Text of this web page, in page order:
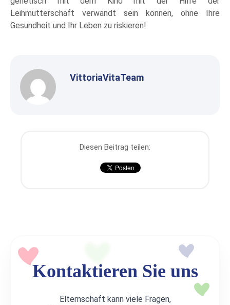
Leihmutterschaft verwandt sein können, ohne Ihre
Gesundheit und Ihr Leben zu riskieren!
VittoriaVitaTeam
Diesen Beitrag teilen:
Kontaktieren Sie uns
Elternschaft kann viele Fragen,